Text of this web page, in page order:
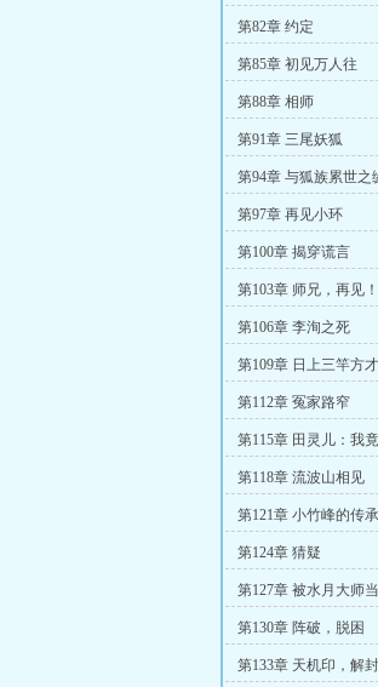
第82章 约定
第85章 初见万人往
第88章 相师
第91章 三尾妖狐
第94章 与狐族累世之
第97章 再见小环
第100章 揭穿谎言
第103章 师兄，再见！
第106章 李洵之死
第109章 日上三竿方
第112章 冤家路窄
第115章 田灵儿：我
第118章 流波山相见
第121章 小竹峰的传承
第124章 猜疑
第127章 被水月大师
第130章 阵破，脱困
第133章 天机印，解封